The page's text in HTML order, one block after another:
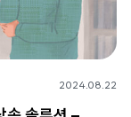
2024.08.22